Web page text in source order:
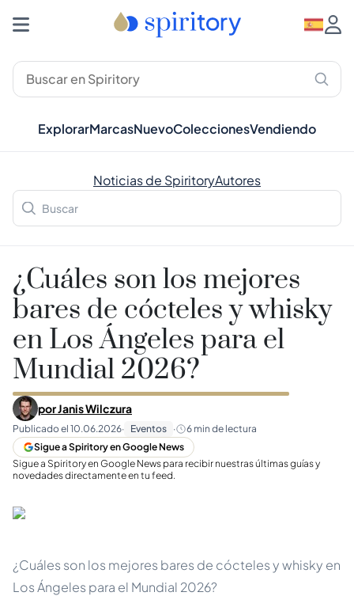
ExplorarMarcasNuevoColeccionesVendiendo
Noticias de SpiritoryAutores
¿Cuáles son los mejores
bares de cócteles y whisky
en Los Ángeles para el
Mundial 2026?
porJanis Wilczura
Publicado el 10.06.2026· Eventos · 6 min de lectura
Sigue a Spiritory en Google News
Sigue a Spiritory en Google News para recibir nuestras últimas guías y
novedades directamente en tu feed.
¿Cuáles son los mejores bares de cócteles y whisky en
Los Ángeles para el Mundial 2026?